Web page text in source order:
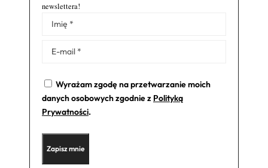
newslettera!
Wyrażam zgodę na przetwarzanie moich
danych osobowych zgodnie z Polityką
Prywatności.
Alternative: